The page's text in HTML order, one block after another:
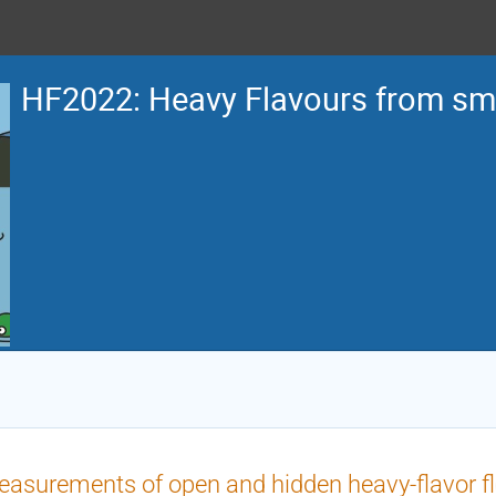
HF2022: Heavy Flavours from
of open and hidden heavy-flavor